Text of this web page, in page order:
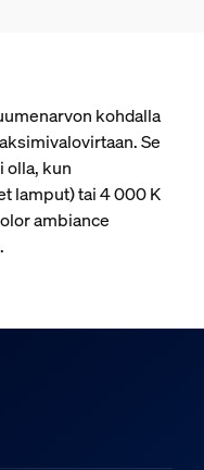
kohdalla
Se
olla, kun
lamput) tai 4 000 K
ambiance
.